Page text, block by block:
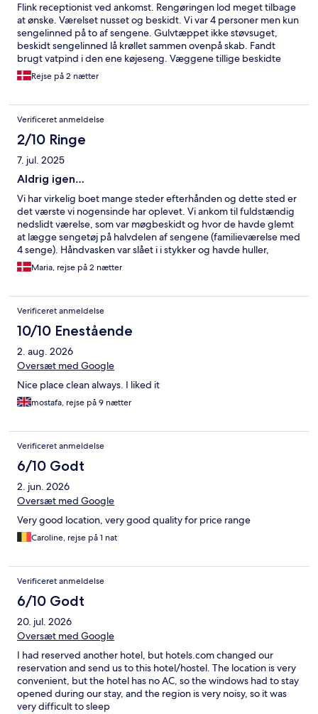
Flink receptionist ved ankomst. Rengøringen lod meget tilbage
at ønske. Værelset nusset og beskidt. Vi var 4 personer men kun
sengelinned på to af sengene. Gulvtæppet ikke støvsuget,
beskidt sengelinned lå krøllet sammen ovenpå skab. Fandt
brugt vatpind i den ene køjeseng. Væggene tillige beskidte
med mærkelige udefinerede pletter. Selvom det er et hostel og
standarden lav, da ærgerligt at overnatte i nussede omgivelser.
Rejse på 2 nætter
Verificeret anmeldelse
2/10 Ringe
7. jul. 2025
Aldrig igen…
Vi har virkelig boet mange steder efterhånden og dette sted er
det værste vi nogensinde har oplevet. Vi ankom til fuldstændig
nedslidt værelse, som var møgbeskidt og hvor de havde glemt
at lægge sengetøj på halvdelen af sengene (familieværelse med
4 senge). Håndvasken var slået i i stykker og havde huller,
gulvtæppet og vægge var vildt beskidte og så kravlede hele
badeværelset med små ubestemmelige dyr. Stikkontakterne var
ledninger. Morgenmaden var ikke imponerende, rengøringen i
spiserummet bestod vidst mest af at børste ting på gulvet og da
vi var færdige med at spise den sidste dag så vi tjeneren rydde
et af de andre borde og han lagde de uspiste hårdkogte æg
tilbage i buffeten… 😩
Maria, rejse på 2 nætter
Verificeret anmeldelse
10/10 Enestående
2. aug. 2026
Oversæt med Google
Nice place clean always. I liked it
mostafa, rejse på 9 nætter
Verificeret anmeldelse
6/10 Godt
2. jun. 2026
Oversæt med Google
Very good location, very good quality for price range
Caroline, rejse på 1 nat
Verificeret anmeldelse
6/10 Godt
20. jul. 2026
Oversæt med Google
I had reserved another hotel, but hotels.com changed our
reservation and send us to this hotel/hostel. The location is very
convenient, but the hotel has no AC, so the windows had to stay
opened during our stay, and the region is very noisy, so it was
very difficult to sleep